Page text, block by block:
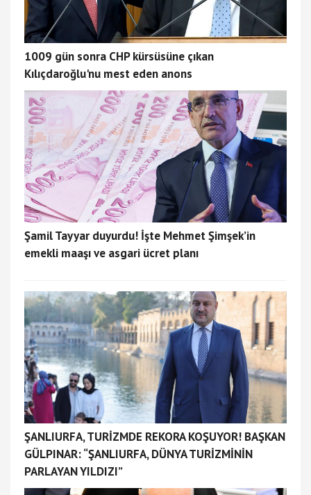
1009 gün sonra CHP kürsüsüne çıkan
Kılıçdaroğlu'nu mest eden anons
Şamil Tayyar duyurdu! İşte Mehmet Şimşek’in
emekli maaşı ve asgari ücret planı
ŞANLIURFA, TURİZMDE REKORA KOŞUYOR! BAŞKAN
GÜLPINAR: “ŞANLIURFA, DÜNYA TURİZMİNİN
PARLAYAN YILDIZI”